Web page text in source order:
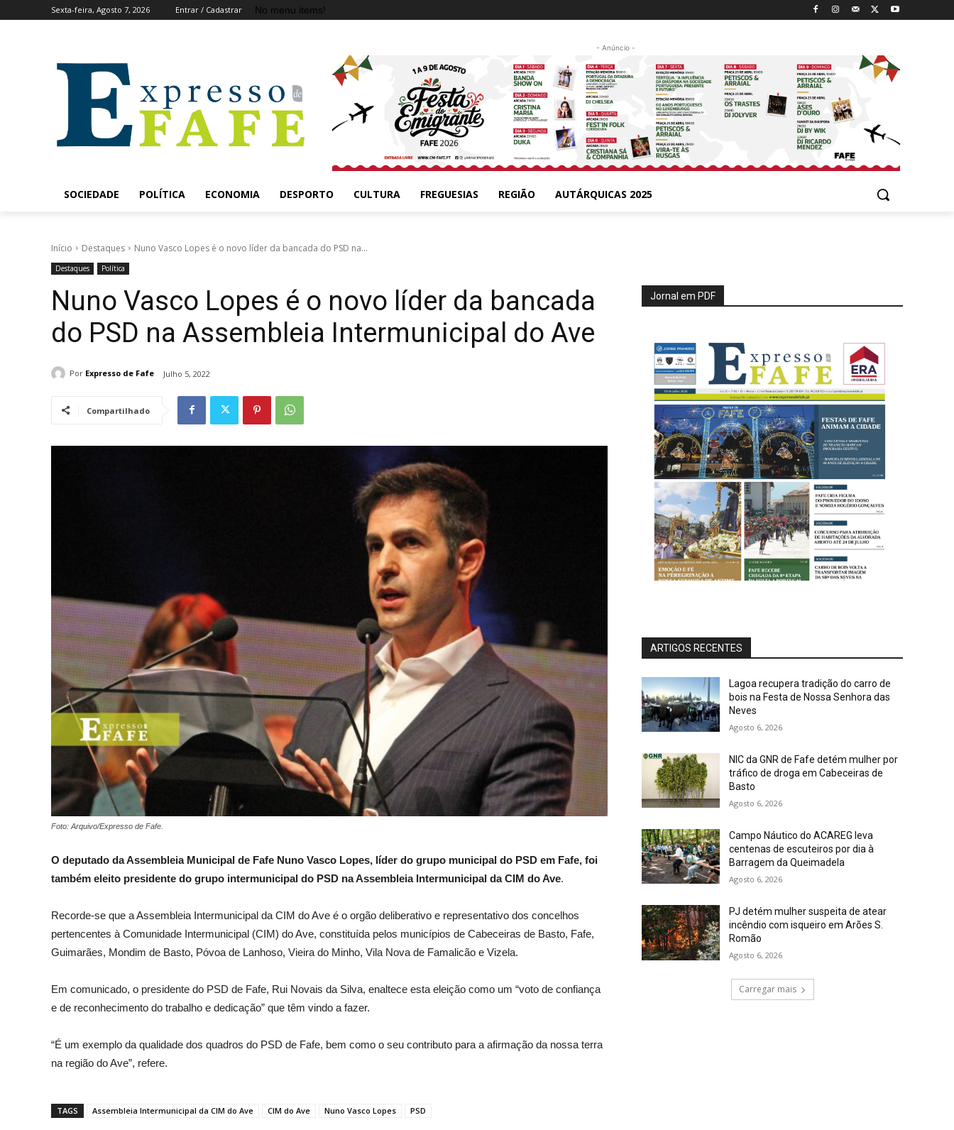
Sexta-feira, Agosto 7, 2026 Entrar / Cadastrar No menu items!
- Anúncio -
SOCIEDADE POLÍTICA ECONOMIA DESPORTO CULTURA FREGUESIAS REGIÃO AUTÁRQUICAS 2025
Início Destaques Nuno Vasco Lopes é o novo líder da bancada do PSD na...
Destaques Política
Nuno Vasco Lopes é o novo líder da bancada
do PSD na Assembleia Intermunicipal do Ave
Por Expresso de Fafe Julho 5, 2022
Compartilhado
Foto: Arquivo/Expresso de Fafe.
O deputado da Assembleia Municipal de Fafe Nuno Vasco Lopes, líder do grupo municipal do PSD em Fafe, foi
também eleito presidente do grupo intermunicipal do PSD na Assembleia Intermunicipal da CIM do Ave.
Recorde-se que a Assembleia Intermunicipal da CIM do Ave é o orgão deliberativo e representativo dos concelhos
pertencentes à Comunidade Intermunicipal (CIM) do Ave, constituída pelos municípios de Cabeceiras de Basto, Fafe,
Guimarães, Mondim de Basto, Póvoa de Lanhoso, Vieira do Minho, Vila Nova de Famalicão e Vizela.
Em comunicado, o presidente do PSD de Fafe, Rui Novais da Silva, enaltece esta eleição como um “voto de confiança
e de reconhecimento do trabalho e dedicação” que têm vindo a fazer.
“É um exemplo da qualidade dos quadros do PSD de Fafe, bem como o seu contributo para a afirmação da nossa terra
na região do Ave”, refere.
TAGS Assembleia Intermunicipal da CIM do Ave CIM do Ave Nuno Vasco Lopes PSD
Jornal em PDF
ARTIGOS RECENTES
Lagoa recupera tradição do carro de
bois na Festa de Nossa Senhora das
Neves
Agosto 6, 2026
NIC da GNR de Fafe detém mulher por
tráfico de droga em Cabeceiras de
Basto
Agosto 6, 2026
Campo Náutico do ACAREG leva
centenas de escuteiros por dia à
Barragem da Queimadela
Agosto 6, 2026
PJ detém mulher suspeita de atear
incêndio com isqueiro em Arões S.
Romão
Agosto 6, 2026
Carregar mais